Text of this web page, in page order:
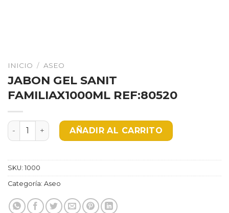
INICIO / ASEO
JABON GEL SANIT
FAMILIAX1000ML REF:80520
JABON GEL SANIT FAMILIAX1000ML REF:80520 cantidad
AÑADIR AL CARRITO
SKU: 1000
Categoría: Aseo